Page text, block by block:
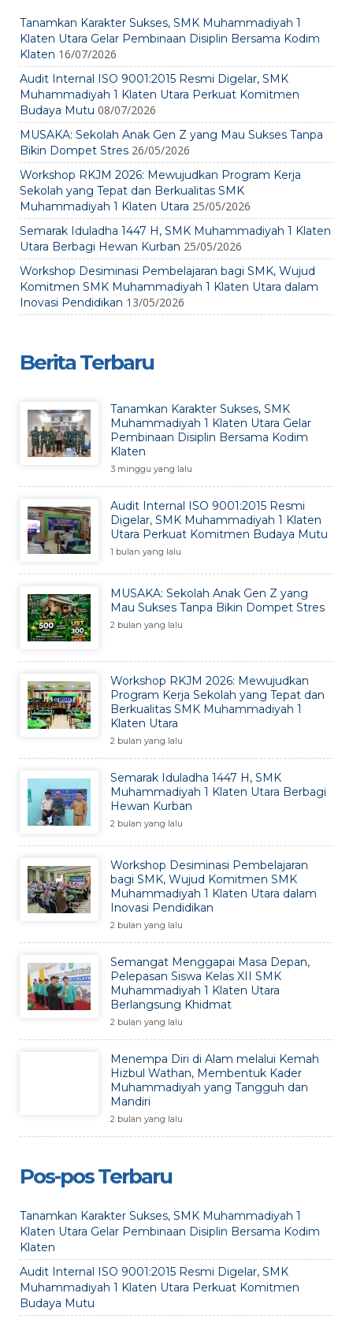
Tanamkan Karakter Sukses, SMK Muhammadiyah 1
Klaten Utara Gelar Pembinaan Disiplin Bersama Kodim
Klaten 16/07/2026
Audit Internal ISO 9001:2015 Resmi Digelar, SMK
Muhammadiyah 1 Klaten Utara Perkuat Komitmen
Budaya Mutu 08/07/2026
MUSAKA: Sekolah Anak Gen Z yang Mau Sukses Tanpa
Bikin Dompet Stres 26/05/2026
Workshop RKJM 2026: Mewujudkan Program Kerja
Sekolah yang Tepat dan Berkualitas SMK
Muhammadiyah 1 Klaten Utara 25/05/2026
Semarak Iduladha 1447 H, SMK Muhammadiyah 1 Klaten
Utara Berbagi Hewan Kurban 25/05/2026
Workshop Desiminasi Pembelajaran bagi SMK, Wujud
Komitmen SMK Muhammadiyah 1 Klaten Utara dalam
Inovasi Pendidikan 13/05/2026
Berita Terbaru
Tanamkan Karakter Sukses, SMK
Muhammadiyah 1 Klaten Utara Gelar
Pembinaan Disiplin Bersama Kodim
Klaten
3 minggu yang lalu
Audit Internal ISO 9001:2015 Resmi
Digelar, SMK Muhammadiyah 1 Klaten
Utara Perkuat Komitmen Budaya Mutu
1 bulan yang lalu
MUSAKA: Sekolah Anak Gen Z yang
Mau Sukses Tanpa Bikin Dompet Stres
2 bulan yang lalu
Workshop RKJM 2026: Mewujudkan
Program Kerja Sekolah yang Tepat dan
Berkualitas SMK Muhammadiyah 1
Klaten Utara
2 bulan yang lalu
Semarak Iduladha 1447 H, SMK
Muhammadiyah 1 Klaten Utara Berbagi
Hewan Kurban
2 bulan yang lalu
Workshop Desiminasi Pembelajaran
bagi SMK, Wujud Komitmen SMK
Muhammadiyah 1 Klaten Utara dalam
Inovasi Pendidikan
2 bulan yang lalu
Semangat Menggapai Masa Depan,
Pelepasan Siswa Kelas XII SMK
Muhammadiyah 1 Klaten Utara
Berlangsung Khidmat
2 bulan yang lalu
Menempa Diri di Alam melalui Kemah
Hizbul Wathan, Membentuk Kader
Muhammadiyah yang Tangguh dan
Mandiri
2 bulan yang lalu
Pos-pos Terbaru
Tanamkan Karakter Sukses, SMK Muhammadiyah 1
Klaten Utara Gelar Pembinaan Disiplin Bersama Kodim
Klaten
Audit Internal ISO 9001:2015 Resmi Digelar, SMK
Muhammadiyah 1 Klaten Utara Perkuat Komitmen
Budaya Mutu